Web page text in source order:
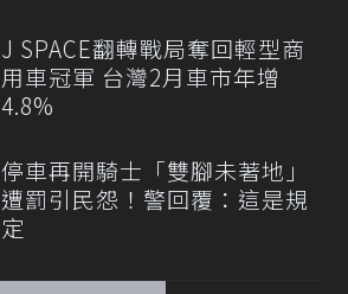
J SPACE翻轉戰局奪回輕型商
用車冠軍 台灣2月車市年增
4.8%
停車再開騎士「雙腳未著地」
遭罰引民怨！警回覆：這是規
定